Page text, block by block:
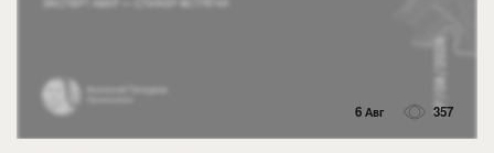
6 Авг 357